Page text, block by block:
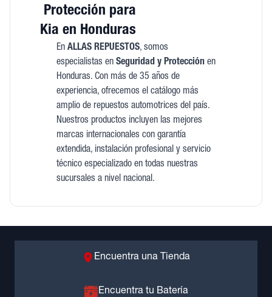
Protección para
Kia en Honduras
En ALLAS REPUESTOS, somos
especialistas en Seguridad y Protecciónen
Honduras. Con más de 35 años de
experiencia, ofrecemos el catálogo más
amplio de repuestos automotrices del país.
Nuestros productos incluyen las mejores
marcas internacionales con garantía
extendida, instalación profesional y servicio
técnico especializado en todas nuestras
sucursales a nivel nacional.
Encuentra una Tienda
Encuentra tu Batería